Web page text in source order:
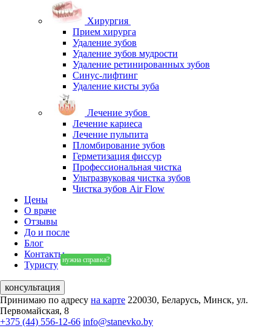
Хирургия
Прием хирурга
Удаление зубов
Удаление зубов мудрости
Удаление ретинированных зубов
Синус-лифтинг
Удаление кисты зуба
Лечение зубов
Лечение кариеса
Лечение пульпита
Пломбирование зубов
Герметизация фиссур
Профессиональная чистка
Ультразвуковая чистка зубов
Чистка зубов Air Flow
Цены
О враче
Отзывы
До и после
Блог
Контакты
Туристу нужна справка?
консультация
Принимаю по адресу на карте 220030, Беларусь, Минск, ул.
Первомайская, 8
+375 (44) 556-12-66 info@stanevko.by